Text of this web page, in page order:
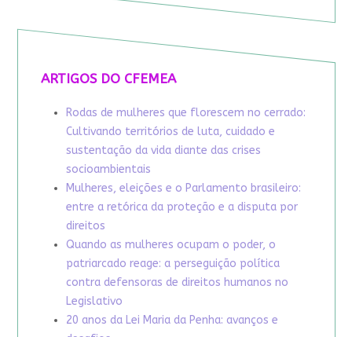
ARTIGOS DO CFEMEA
Rodas de mulheres que florescem no cerrado:
Cultivando territórios de luta, cuidado e
sustentação da vida diante das crises
socioambientais
Mulheres, eleições e o Parlamento brasileiro:
entre a retórica da proteção e a disputa por
direitos
Quando as mulheres ocupam o poder, o
patriarcado reage: a perseguição política
contra defensoras de direitos humanos no
Legislativo
20 anos da Lei Maria da Penha: avanços e